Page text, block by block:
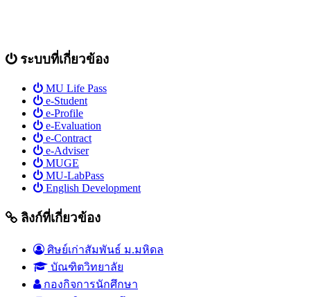
ระบบที่เกี่ยวข้อง
MU Life Pass
e-Student
e-Profile
e-Evaluation
e-Contract
e-Adviser
MUGE
MU-LabPass
English Development
ลิงก์ที่เกี่ยวข้อง
ศิษย์เก่าสัมพันธ์ ม.มหิดล
บัณฑิตวิทยาลัย
กองกิจการนักศึกษา